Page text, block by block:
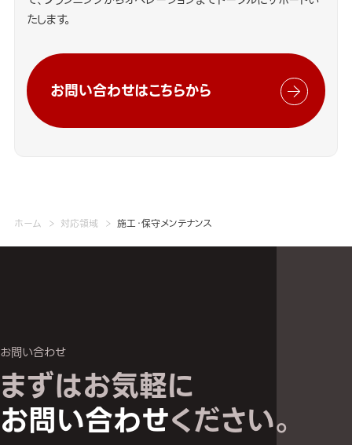
ホーム 対応領域 施工・保守メンテナンス
たします。
お問い合わせはこちらから
お問い合わせ
まずはお気軽に
お問い合わせください。
お問い合わせへ